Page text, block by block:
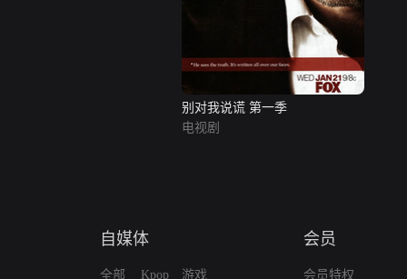
别对我说谎 第一季
电视剧
自媒体
全部
Kpop
游戏
会员
会员特权